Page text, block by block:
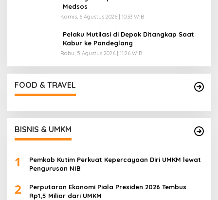
Medsos
Kamis, 6 Agustus 2026 | 10:33 WIB
Pelaku Mutilasi di Depok Ditangkap Saat
Kabur ke Pandeglang
Rabu, 5 Agustus 2026 | 11:26 WIB
FOOD & TRAVEL
BISNIS & UMKM
1
Pemkab Kutim Perkuat Kepercayaan Diri UMKM lewat
Pengurusan NIB
2
Perputaran Ekonomi Piala Presiden 2026 Tembus
Rp1,5 Miliar dari UMKM